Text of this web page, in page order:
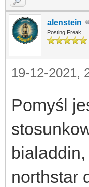
alenstein
Posting Freak
19-12-2021,
Pomyśl
northstar